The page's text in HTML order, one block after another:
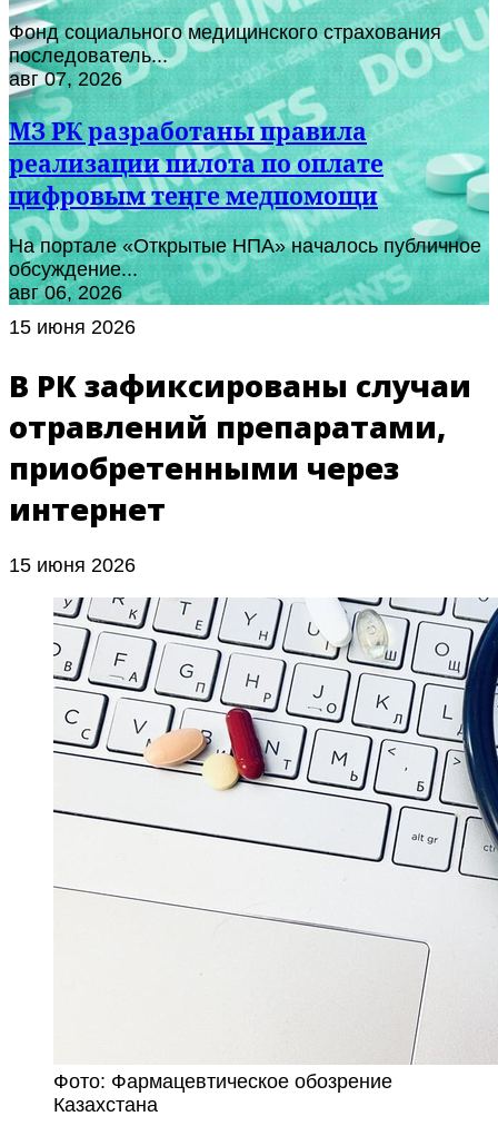
Фонд социального медицинского страхования
последователь...
авг 07, 2026
МЗ РК разработаны правила
реализации пилота по оплате
цифровым теңге медпомощи
На портале «Открытые НПА» началось публичное
обсуждение...
авг 06, 2026
15 июня 2026
В РК зафиксированы случаи
отравлений препаратами,
приобретенными через
интернет
15 июня 2026
Фото: Фармацевтическое обозрение
Казахстана